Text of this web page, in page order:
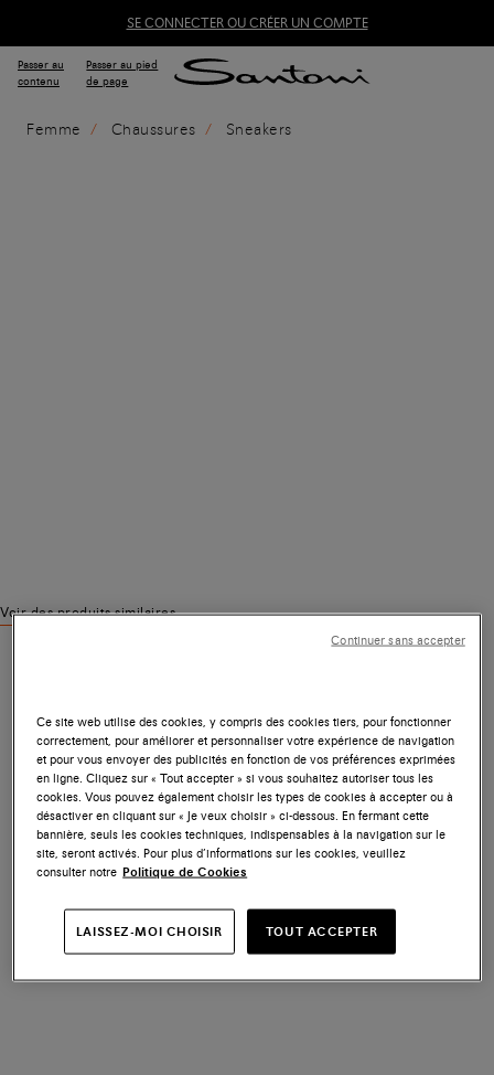
SE CONNECTER OU CRÉER UN COMPTE
Passer au
contenu
Passer au pied
de page
Femme Chaussures Sneakers
Voir des produits similaires
Ce site web utilise des cookies, y compris des cookies tiers, pour fonctionner
correctement, pour améliorer et personnaliser votre expérience de navigation
et pour vous envoyer des publicités en fonction de vos préférences exprimées
en ligne. Cliquez sur « Tout accepter » si vous souhaitez autoriser tous les
cookies. Vous pouvez également choisir les types de cookies à accepter ou à
désactiver en cliquant sur « Je veux choisir » ci-dessous. En fermant cette
bannière, seuls les cookies techniques, indispensables à la navigation sur le
site, seront activés. Pour plus d’informations sur les cookies, veuillez
consulter notre Politique de Cookies
LAISSEZ-MOI CHOISIR TOUT ACCEPTER
Continuer sans accepter